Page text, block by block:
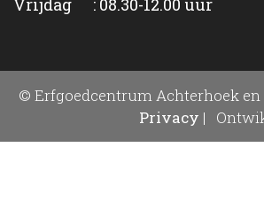
© Erfgoedcentrum Achterhoek en
Privacy |